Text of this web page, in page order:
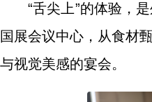
“舌尖上”的体验，
国展会议中心，从食材
与视觉美感的宴会。